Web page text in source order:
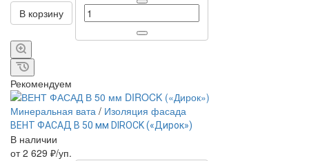
В корзину
Рекомендуем
Минеральная вата / Изоляция фасада
ВЕНТ ФАСАД В 50 мм DIROCK («Дирок»)
В наличии
от 2 629 ₽/уп.